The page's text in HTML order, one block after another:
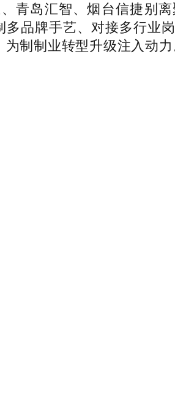
青岛汇智、烟台信捷别
品牌手艺、对接多行业
制制业转型升级注入动力